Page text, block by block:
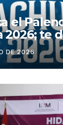
el
2026; te
completa,
los
DE 2026